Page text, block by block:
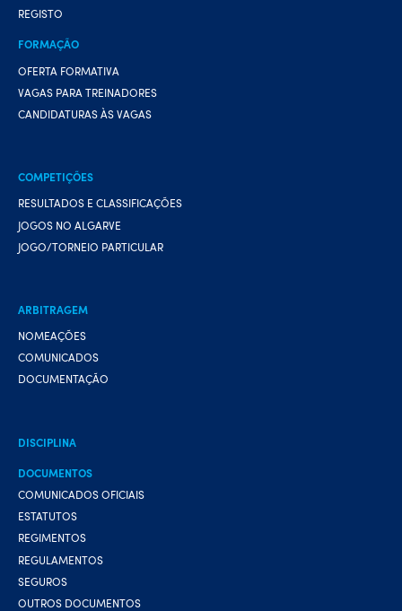
REGISTO
FORMAÇÃO
OFERTA FORMATIVA
VAGAS PARA TREINADORES
CANDIDATURAS ÀS VAGAS
COMPETIÇÕES
RESULTADOS E CLASSIFICAÇÕES
JOGOS NO ALGARVE
JOGO/TORNEIO PARTICULAR
ARBITRAGEM
NOMEAÇÕES
COMUNICADOS
DOCUMENTAÇÃO
DISCIPLINA
DOCUMENTOS
COMUNICADOS OFICIAIS
ESTATUTOS
REGIMENTOS
REGULAMENTOS
SEGUROS
OUTROS DOCUMENTOS